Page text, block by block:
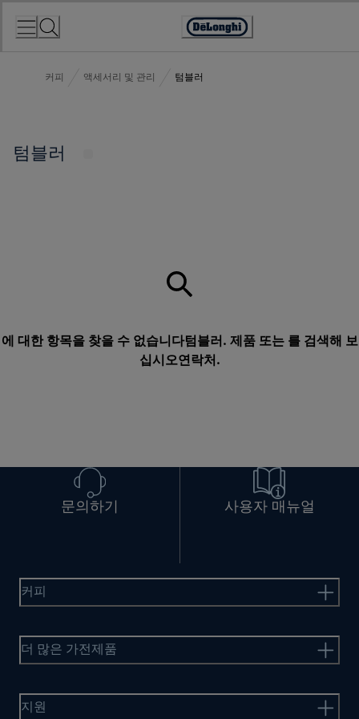
Accessibility
커피 액세서리 및 관리 텀블러
텀블러
에 대한 항목을 찾을 수 없습니다텀블러. 제품 또는 를 검색해 보
십시오연락처 .
문의하기 사용자 매뉴얼
커피
더 많은 가전제품
지원